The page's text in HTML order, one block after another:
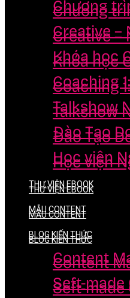
Chương
Creative –
Khóa học
Coaching
Talkshow
Đào Tạo
Học viện
THƯ VIỆN EBOOK
MẪU CONTENT
BLOG KIẾN THỨC
Content
Seft-made
Chương
Creative –
Khóa học
Coaching
Talkshow
Đào Tạo
Học viện
THƯ VIỆN EBOOK
MẪU CONTENT
BLOG KIẾN THỨC
Content
Seft-made